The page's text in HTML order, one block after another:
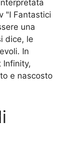
"I Fantastici
una
dice, le
In
Infinity,
e nascosto